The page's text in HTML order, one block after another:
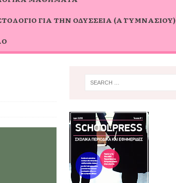
ΓΙΑ ΤΗΝ ΟΔΎΣΣΕΙΑ (Α΄ ΓΥΜΝΑΣΊΟΥ)